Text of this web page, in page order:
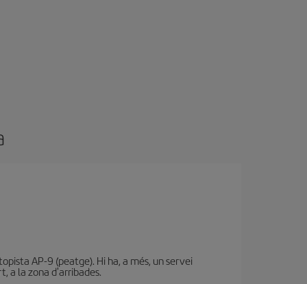
AP-9 (peatge). Hi ha, a més, un servei
a la zona d'arribades.